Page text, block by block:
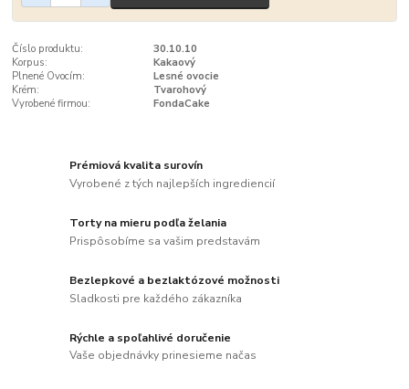
Číslo produktu:
30.10.10
Korpus:
Kakaový
Plnené Ovocím:
Lesné ovocie
Krém:
Tvarohový
Vyrobené firmou:
FondaCake
Prémiová kvalita surovín
Vyrobené z tých najlepších ingrediencií
Torty na mieru podľa želania
Prispôsobíme sa vašim predstavám
Bezlepkové a bezlaktózové možnosti
Sladkosti pre každého zákazníka
Rýchle a spoľahlivé doručenie
Vaše objednávky prinesieme načas